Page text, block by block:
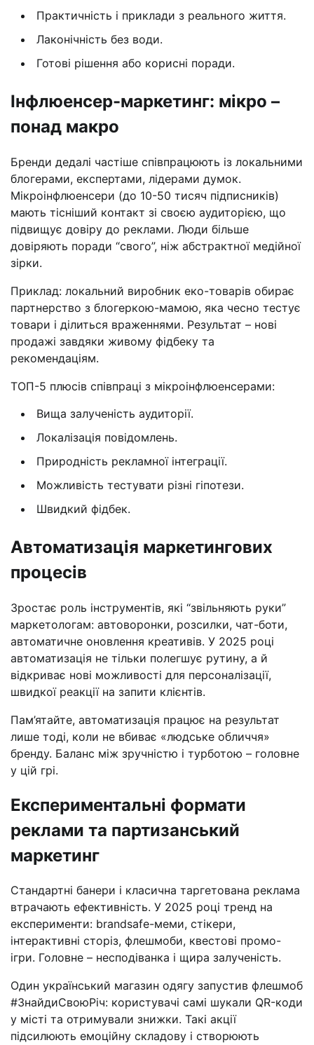
Практичність і приклади з реального життя.
Лаконічність без води.
Готові рішення або корисні поради.
Інфлюенсер-маркетинг: мікро –
понад макро
Бренди дедалі частіше співпрацюють із локальними
блогерами, експертами, лідерами думок.
Мікроінфлюенсери (до 10-50 тисяч підписників)
мають тісніший контакт зі своєю аудиторією, що
підвищує довіру до реклами. Люди більше
довіряють поради “свого”, ніж абстрактної медійної
зірки.
Приклад: локальний виробник еко-товарів обирає
партнерство з блогеркою-мамою, яка чесно тестує
товари і ділиться враженнями. Результат – нові
продажі завдяки живому фідбеку та
рекомендаціям.
ТОП-5 плюсів співпраці з мікроінфлюенсерами:
Вища залученість аудиторії.
Локалізація повідомлень.
Природність рекламної інтеграції.
Можливість тестувати різні гіпотези.
Швидкий фідбек.
Автоматизація маркетингових
процесів
Зростає роль інструментів, які “звільняють руки”
маркетологам: автоворонки, розсилки, чат-боти,
автоматичне оновлення креативів. У 2025 році
автоматизація не тільки полегшує рутину, а й
відкриває нові можливості для персоналізації,
швидкої реакції на запити клієнтів.
Пам’ятайте, автоматизація працює на результат
лише тоді, коли не вбиває «людське обличчя»
бренду. Баланс між зручністю і турботою – головне
у цій грі.
Експериментальні формати
реклами та партизанський
маркетинг
Стандартні банери і класична таргетована реклама
втрачають ефективність. У 2025 році тренд на
експерименти: brandsafe-меми, стікери,
інтерактивні сторіз, флешмоби, квестові промо-
ігри. Головне – несподіванка і щира залученість.
Один український магазин одягу запустив флешмоб
#ЗнайдиСвоюРіч: користувачі самі шукали QR-коди
у місті та отримували знижки. Такі акції
підсилюють емоційну складову і створюють